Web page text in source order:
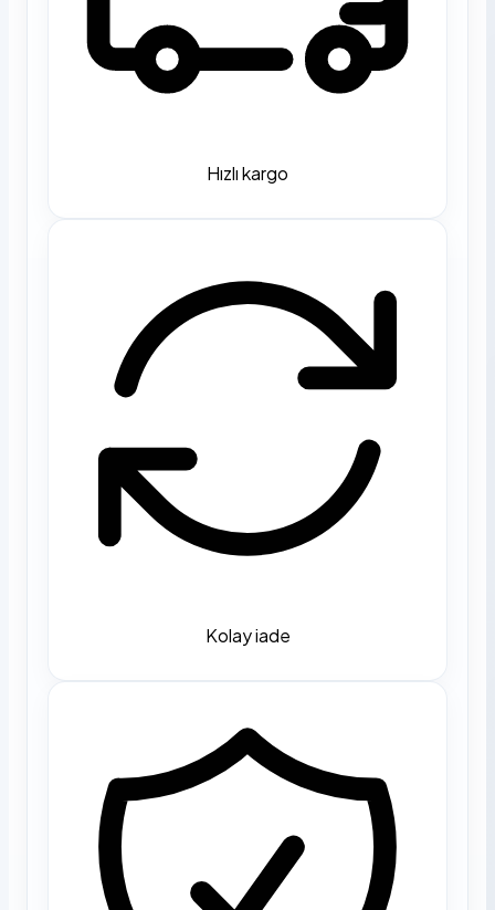
Hızlı kargo
Kolay iade